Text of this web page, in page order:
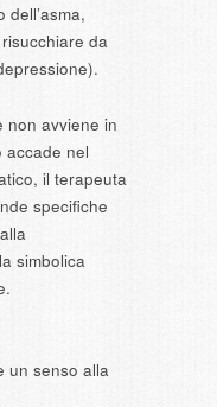
dell’asma,
da
non avviene in
accade nel
il terapeuta
specifiche
simbolica
un senso alla